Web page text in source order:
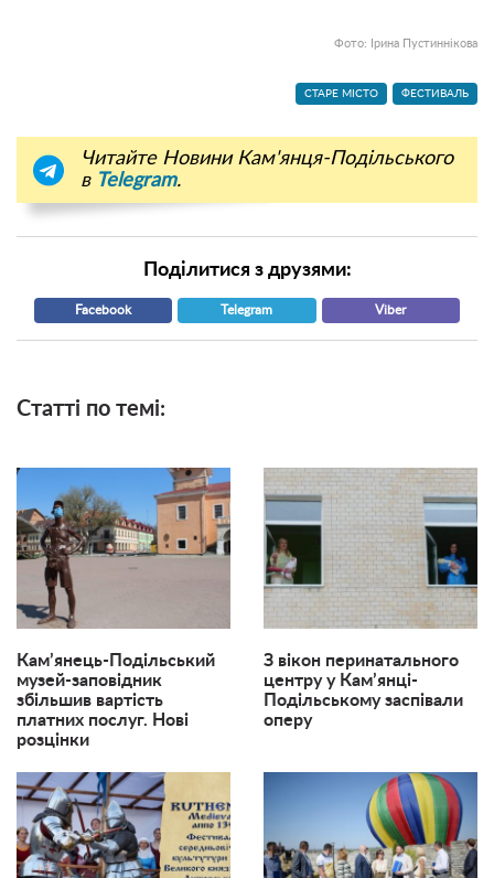
Фото: Ірина Пустиннікова
СТАРЕ МІСТО ФЕСТИВАЛЬ
Читайте Новини Кам'янця-Подільського
в Telegram.
Поділитися з друзями:
Facebook Telegram Viber
Статті по темі:
Кам’янець-Подільський
музей-заповідник
збільшив вартість
платних послуг. Нові
розцінки
З вікон перинатального
центру у Кам’янці-
Подільському заспівали
оперу